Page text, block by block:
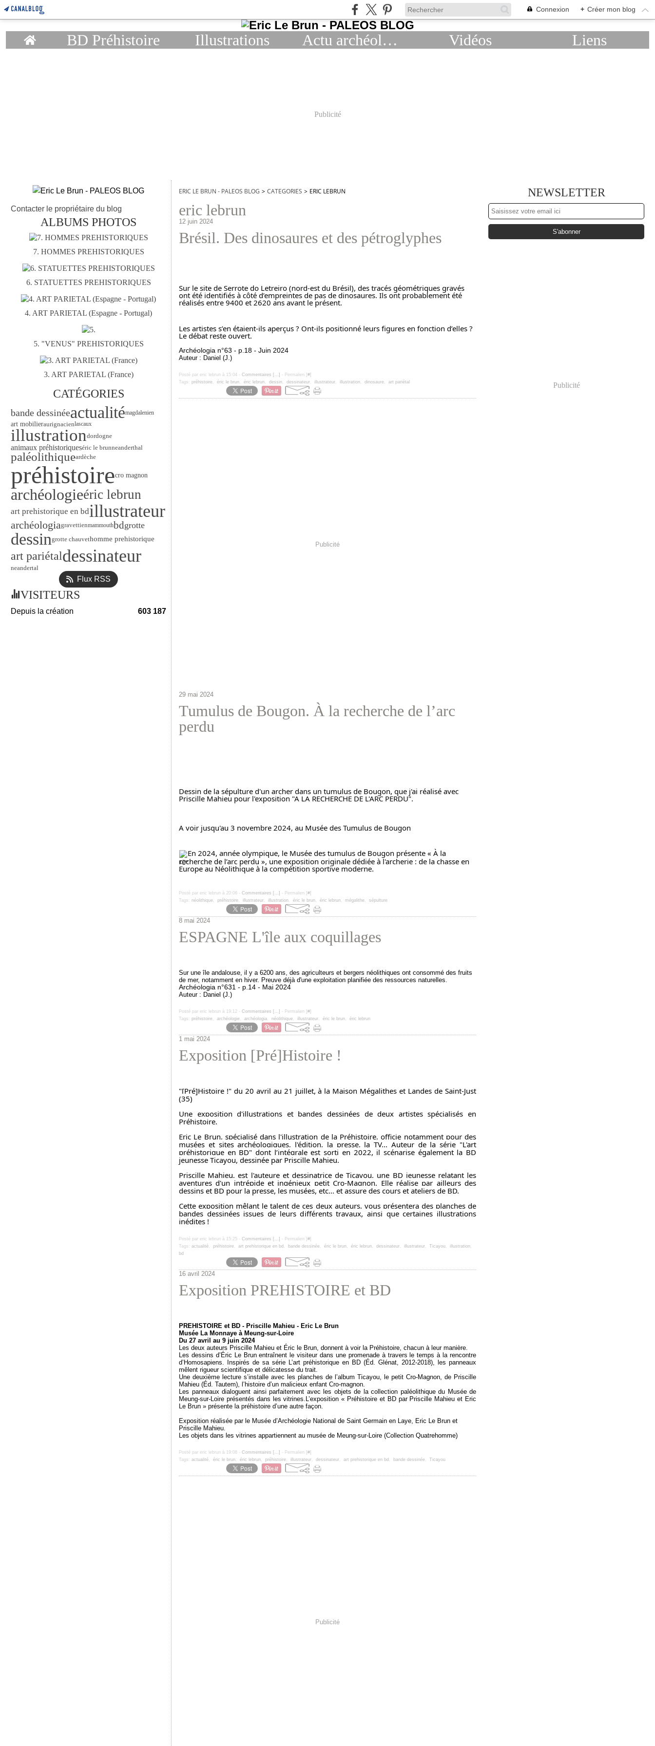
Connexion + Créer mon blog
Home BD Préhistoire Illustrations Actu archéologie Vidéos Liens
Publicité
Contacter le propriétaire du blog
ALBUMS PHOTOS
7. HOMMES PREHISTORIQUES
6. STATUETTES PREHISTORIQUES
4. ART PARIETAL (Espagne - Portugal)
5. "VENUS" PREHISTORIQUES
3. ART PARIETAL (France)
CATÉGORIES
bande dessinéeactualitémagdalenien
art mobilieraurignacienlascaux
illustrationdordogne
animaux préhistoriqueséric le brunneanderthal
paléolithiqueardèche
préhistoirecro magnon
archéologieéric lebrun
art prehistorique en bdillustrateur
archéologiagravettienmammouthbdgrotte
dessingrotte chauvethomme prehistorique
art pariétaldessinateur
neandertal
Flux RSS
VISITEURS
Depuis la création 603 187
ERIC LE BRUN - PALEOS BLOG > CATEGORIES > ERIC LEBRUN
eric lebrun
12 juin 2024
Brésil. Des dinosaures et des pétroglyphes
Sur le site de Serrote do Letreiro (nord-est du Brésil), des tracés géométriques gravés
ont été identifiés à côté d’empreintes de pas de dinosaures. Ils ont probablement été
réalisés entre 9400 et 2620 ans avant le présent.
Les artistes s’en étaient-ils aperçus ? Ont-ils positionné leurs figures en fonction d’elles ?
Le débat reste ouvert.
Archéologia n°63 - p.18 - Juin 2024
Auteur : Daniel (J.)
Posté par eric lebrun à 15:04 - Commentaires [ ] - Permalien [ #]
Tags: préhistoire éric le brun éric lebrun dessin dessinateur illustrateur illustration dinosaure art pariétal
Publicité
29 mai 2024
Tumulus de Bougon. À la recherche de l’arc
perdu
Priscille Mahieu pour l'exposition "A LA RECHERCHE DE L'ARC PERDU".
A voir jusqu'au 3 novembre 2024, au Musée des Tumulus de Bougon
En 2024, année olympique, le Musée des tumulus de Bougon présente « À la
recherche de l’arc perdu », une exposition originale dédiée à l'archerie : de la chasse en
Europe au Néolithique à la compétition sportive moderne.
Posté par eric lebrun à 20:06 - Commentaires [ ] - Permalien [ #]
Tags: néolithique préhistoire illustrateur illustration éric le brun éric lebrun mégalithe sépulture
8 mai 2024
ESPAGNE L'île aux coquillages
Sur une île andalouse, il y a 6200 ans, des agriculteurs et bergers néolithiques ont consommé des fruits
de mer, notamment en hiver. Preuve déjà d'une exploitation planifiée des ressources naturelles.
Archéologia n°631 - p.14 - Mai 2024
Auteur : Daniel (J.)
Posté par eric lebrun à 19:12 - Commentaires [ ] - Permalien [ #]
Tags: préhistoire archéologie archéologia néolithique illustrateur éric le brun éric lebrun
1 mai 2024
Exposition [Pré]Histoire !
"[Pré]Histoire !" du 20 avril au 21 juillet, à la Maison Mégalithes et Landes de Saint-Just
(35)
Une exposition d'illustrations et bandes dessinées de deux artistes spécialisés en
Préhistoire.
Eric Le Brun, spécialisé dans l'illustration de la Préhistoire, officie notamment pour des
musées et sites archéologiques, l'édition, la presse, la TV... Auteur de la série "L'art
préhistorique en BD" dont l’intégrale est sorti en 2022, il scénarise également la BD
jeunesse Ticayou, dessinée par Priscille Mahieu.
Priscille Mahieu, est l'auteure et dessinatrice de Ticayou, une BD jeunesse relatant les
aventures d'un intrépide et ingénieux petit Cro-Magnon. Elle réalise par ailleurs des
dessins et BD pour la presse, les musées, etc... et assure des cours et ateliers de BD.
Cette exposition mêlant le talent de ces deux auteurs, vous présentera des planches de
bandes dessinées issues de leurs différents travaux, ainsi que certaines illustrations
inédites !
Posté par eric lebrun à 15:25 - Commentaires [ ] - Permalien [ #]
Tags: actualité préhistoire art prehistorique en bd bande dessinée éric le brun éric lebrun dessinateur illustrateur Ticayou illustration
bd
16 avril 2024
Exposition PREHISTOIRE et BD
PREHISTOIRE et BD - Priscille Mahieu - Eric Le Brun
Musée La Monnaye à Meung-sur-Loire
Du 27 avril au 9 juin 2024
Les deux auteurs Priscille Mahieu et Éric le Brun, donnent à voir la Préhistoire, chacun à leur manière.
Les dessins d’Éric Le Brun entraînent le visiteur dans une promenade à travers le temps à la rencontre
d’Homosapiens. Inspirés de sa série L’art préhistorique en BD (Éd. Glénat, 2012-2018), les panneaux
mêlent rigueur scientifique et délicatesse du trait.
Une deuxième lecture s’installe avec les planches de l’album Ticayou, le petit Cro-Magnon, de Priscille
Mahieu (Éd. Tautem), l’histoire d’un malicieux enfant Cro-magnon.
Les panneaux dialoguent ainsi parfaitement avec les objets de la collection paléolithique du Musée de
Meung-sur-Loire présentés dans les vitrines.L’exposition « Préhistoire et BD par Priscille Mahieu et Eric
Le Brun » présente la préhistoire d’une autre façon.
Exposition réalisée par le Musée d’Archéologie National de Saint Germain en Laye, Eric Le Brun et
Priscille Mahieu.
Les objets dans les vitrines appartiennent au musée de Meung-sur-Loire (Collection Quatrehomme)
Posté par eric lebrun à 19:08 - Commentaires [ ] - Permalien [ #]
Tags: actualité éric le brun éric lebrun préhistoire illustrateur dessinateur art prehistorique en bd bande dessinée Ticayou
Publicité
NEWSLETTER
Publicité